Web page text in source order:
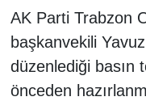
AK Parti Trabzon
başkanvekili
düzenlediği basın
önceden